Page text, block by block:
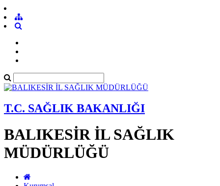
T.C. SAĞLIK BAKANLIĞI
BALIKESİR İL SAĞLIK
MÜDÜRLÜĞÜ